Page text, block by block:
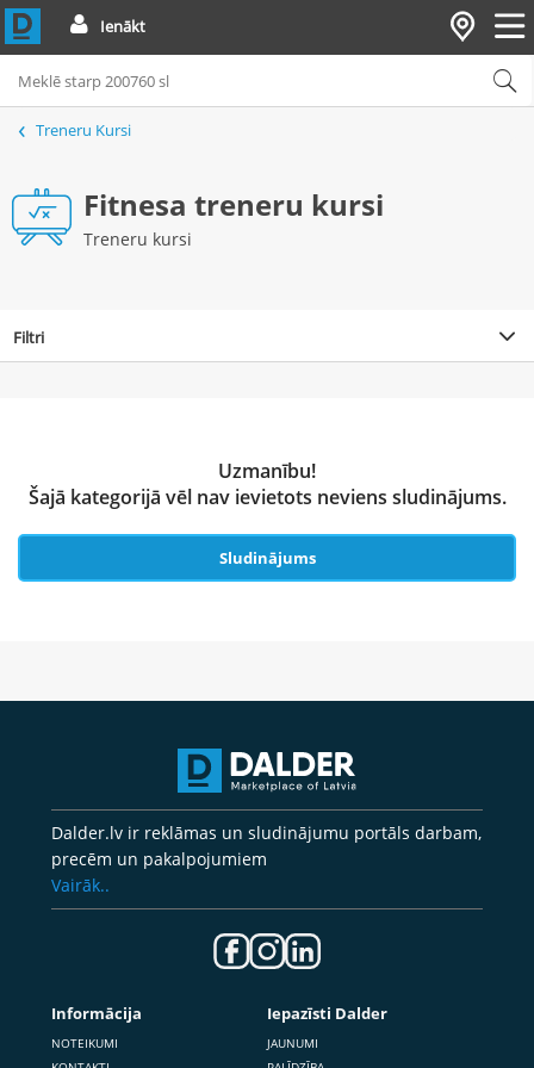
Ienākt
Treneru Kursi
Fitnesa treneru kursi
Treneru kursi
Filtri
Uzmanību!
Šajā kategorijā vēl nav ievietots neviens sludinājums.
Sludinājums
Dalder.lv ir reklāmas un sludinājumu portāls darbam,
precēm un pakalpojumiem
Vairāk..
Informācija
NOTEIKUMI
Iepazīsti Dalder
JAUNUMI